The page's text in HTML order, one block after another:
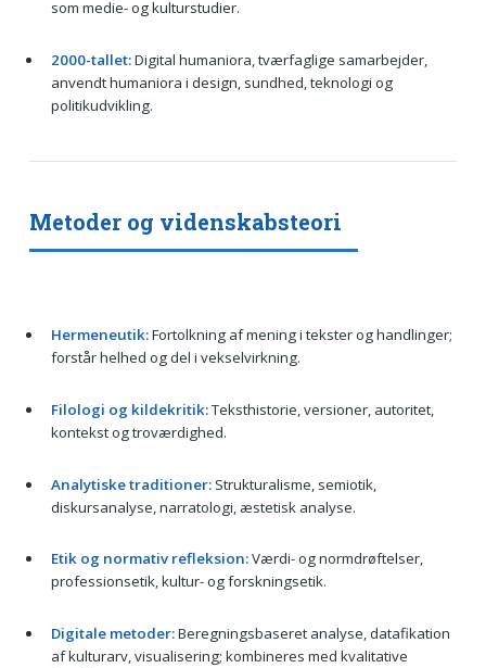
som medie- og kulturstudier.
2000-tallet:Digital humaniora, tværfaglige samarbejder,
anvendt humaniora i design, sundhed, teknologi og
politikudvikling.
Metoder og videnskabsteori
Hermeneutik:Fortolkning af mening i tekster og handlinger;
forstår helhed og del i vekselvirkning.
Filologi og kildekritik:Teksthistorie, versioner, autoritet,
kontekst og troværdighed.
Analytiske traditioner:Strukturalisme, semiotik,
diskursanalyse, narratologi, æstetisk analyse.
Etik og normativ refleksion:Værdi- og normdrøftelser,
professionsetik, kultur- og forskningsetik.
Digitale metoder:Beregningsbaseret analyse, datafikation
af kulturarv, visualisering; kombineres med kvalitative